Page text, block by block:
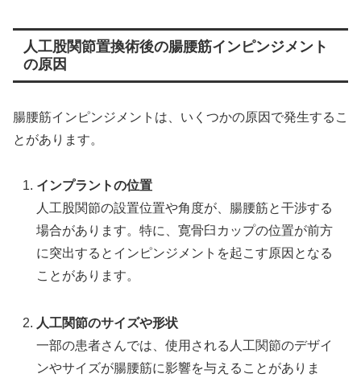
人工股関節置換術後の腸腰筋インピンジメント
の原因
腸腰筋インピンジメントは、いくつかの原因で発生するこ
とがあります。
インプラントの位置
人工股関節の設置位置や角度が、腸腰筋と干渉する
場合があります。特に、寛骨臼カップの位置が前方
に突出するとインピンジメントを起こす原因となる
ことがあります。
人工関節のサイズや形状
一部の患者さんでは、使用される人工関節のデザイ
ンやサイズが腸腰筋に影響を与えることがありま